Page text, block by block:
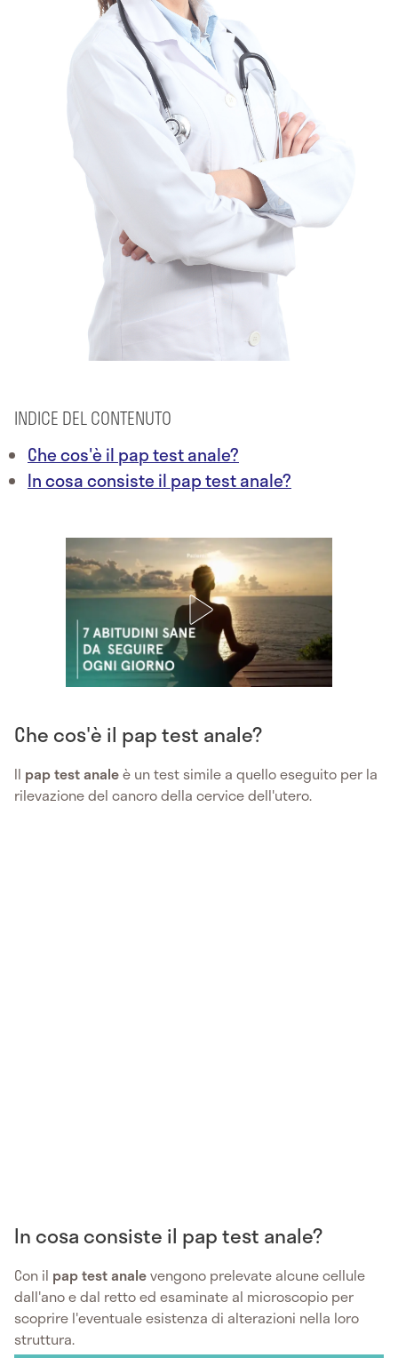
INDICE DEL CONTENUTO
Che cos'è il pap test anale?
In cosa consiste il pap test anale?
Che cos'è il pap test anale?
Il pap test analeè un test simile a quello eseguito per la
rilevazione del cancro della cervice dell'utero.
In cosa consiste il pap test anale?
Con il pap test analevengono prelevate alcune cellule
dall'ano e dal retto ed esaminate al microscopio per
scoprire l'eventuale esistenza di alterazioni nella loro
struttura.